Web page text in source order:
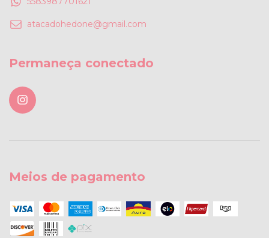
atacadohedone@gmail.com
Permaneça conectado
Meios de pagamento